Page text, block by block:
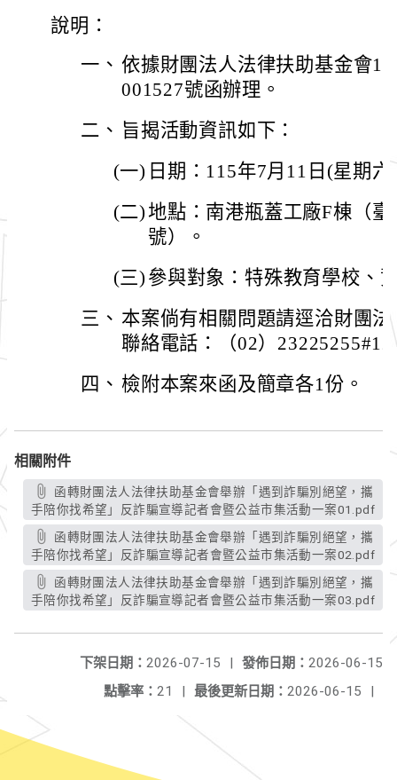
說明：
一、 依據財團法人法律扶助基金會
001527號函辦理。
二、 旨揭活動資訊如下：
(一) 日期：115年7月11日(星期
(二)地點：南港瓶蓋工廠F棟（
號）。
(三) 參與對象：特殊教育學校、
三、 本案倘有相關問題請逕洽財團
聯絡電話：（02）
四、 檢附本案來函及簡章各1份。
相關附件
手陪你找希望」反詐騙宣導記者會暨公益市集活動一案01.pdf
手陪你找希望」反詐騙宣導記者會暨公益市集活動一案02.pdf
手陪你找希望」反詐騙宣導記者會暨公益市集活動一案03.pdf
發佈日期： 2026-06-15
下架日期： 2026-07-15
|
最後更新日期： 2026-06-15 |
點擊率： 21 |